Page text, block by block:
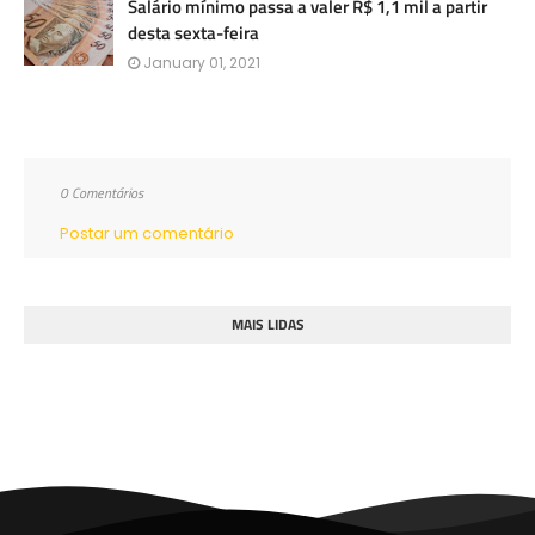
Salário mínimo passa a valer R$ 1,1 mil a partir
desta sexta-feira
January 01, 2021
0 Comentários
Postar um comentário
MAIS LIDAS